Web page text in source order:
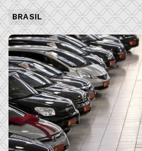
BRASIL